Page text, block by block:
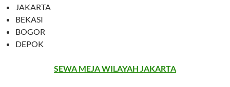
JAKARTA
BEKASI
BOGOR
DEPOK
SEWA MEJA WILAYAH JAKARTA